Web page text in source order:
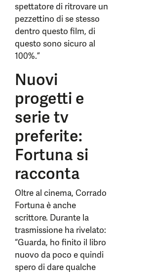
spettatore di ritrovare un
pezzettino di se stesso
dentro questo film, di
questo sono sicuro al
100%.”
Nuovi
progetti e
serie tv
preferite:
Fortuna si
racconta
Oltre al cinema, Corrado
Fortuna è anche
scrittore. Durante la
trasmissione ha rivelato:
“Guarda, ho finito il libro
nuovo da poco e quindi
spero di dare qualche